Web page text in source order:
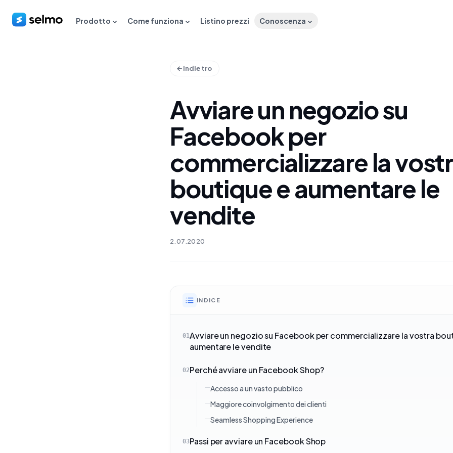
Prodotto Come funziona Listino prezzi Conoscenza
Indietro
Avviare un negozio su
Facebook per
commercializzare la
boutique e aumentare le
vendite
2.07.2020
INDICE
01Avviare un negozio su Facebook per commercializzare la vostra
aumentare le vendite
02Perché avviare un Facebook Shop?
Accesso a un vasto pubblico
Maggiore coinvolgimento dei clienti
Seamless Shopping Experience
03Passi per avviare un Facebook Shop